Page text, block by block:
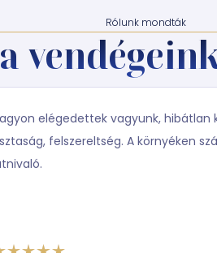
Rólunk mondták
elégedettek vagyunk, hibátlan
felszereltség. A környéken